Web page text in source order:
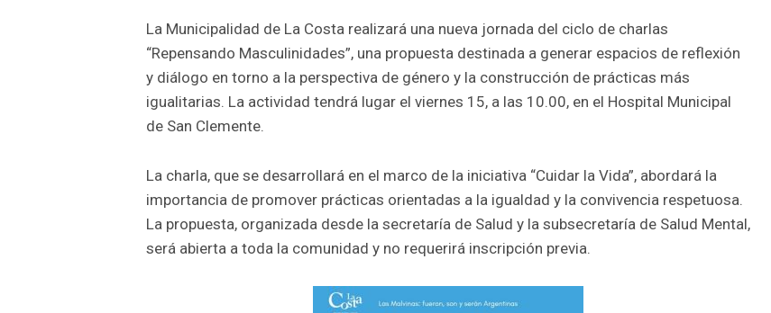
La Municipalidad de La Costa realizará una nueva jornada del ciclo de charlas
“Repensando Masculinidades”, una propuesta destinada a generar espacios de reflexión
y diálogo en torno a la perspectiva de género y la construcción de prácticas más
igualitarias. La actividad tendrá lugar el viernes 15, a las 10.00, en el Hospital Municipal
de San Clemente.
La charla, que se desarrollará en el marco de la iniciativa “Cuidar la Vida”, abordará la
importancia de promover prácticas orientadas a la igualdad y la convivencia respetuosa.
La propuesta, organizada desde la secretaría de Salud y la subsecretaría de Salud Mental,
será abierta a toda la comunidad y no requerirá inscripción previa.